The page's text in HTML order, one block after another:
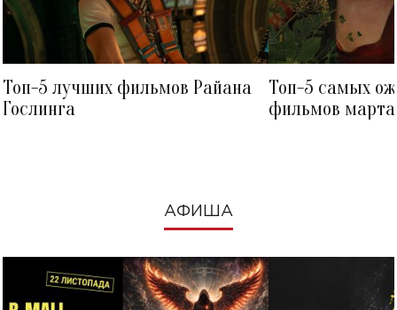
Топ-5 лучших фильмов Райана
Гослинга
Топ-5 самых
фильмов
АФИША